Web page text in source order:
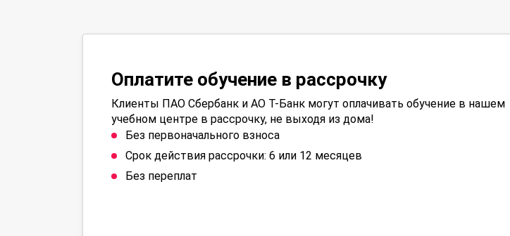
Оплатите обучение в рассрочку
Клиенты ПАО Сбербанк и АО Т-Банк могут оплачивать обучение в нашем
учебном центре в рассрочку, не выходя из дома!
Без первоначального взноса
Срок действия рассрочки: 6 или 12 месяцев
Без переплат